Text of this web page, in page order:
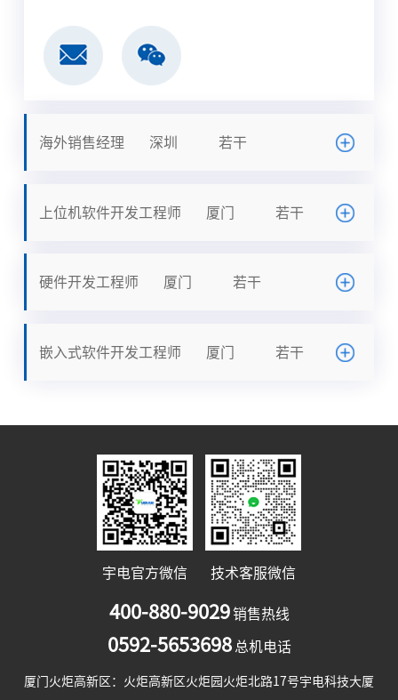
海外销售经理 深圳 若干
上位机软件开发工程师 厦门 若干
硬件开发工程师 厦门 若干
​嵌入式软件开发工程师 厦门 若干
宇电官方微信 技术客服微信
400-880-9029 销售热线
0592-5653698 总机电话
厦门火炬高新区：火炬高新区火炬园火炬北路17号宇电科技大厦